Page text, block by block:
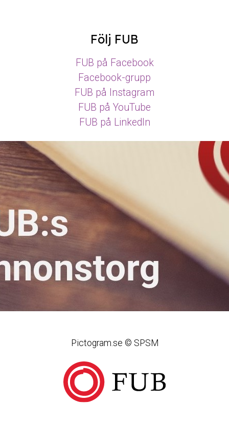
Följ FUB
FUB på Facebook
Facebook-grupp
FUB på Instagram
FUB på YouTube
FUB på LinkedIn
Pictogram.se © SPSM